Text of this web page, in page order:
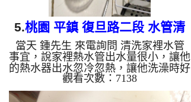
5.桃園 平鎮 復旦路二段 水管清
洗
當天 鍾先生 來電詢問 清洗家裡水管
事宜，說家裡熱水管出水量很小，讓他
的熱水器出水忽冷忽熱，讓他洗澡時好
不舒服，洗個澡要等好久的熱水，本公
司到現場檢測，發現管路中密密麻麻管
觀看次數：7138